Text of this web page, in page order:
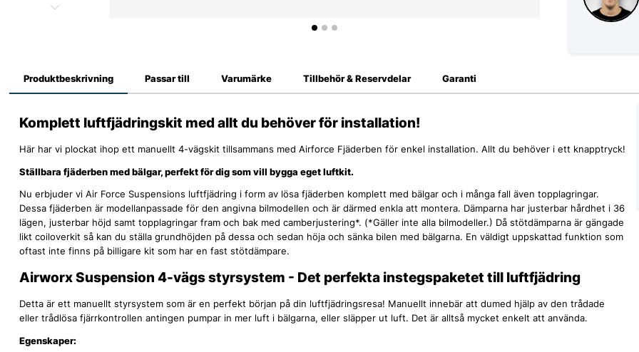
Produktbeskrivning
Komplett luftfjädringskit med allt du behöver för installation!
Här har vi plockat ihop ett manuellt 4-vägskit tillsammans med Airforce Fjäderben för enkel installation. Allt du behöver i ett knapptryck!
Ställbara fjäderben med bälgar, perfekt för dig som vill bygga eget luftkit.
Nu erbjuder vi Air Force Suspensions luftfjädring i form av lösa fjäderben komplett med bälgar och i många fall även topplagringar.
Dessa fjäderben är modellanpassade för den angivna bilmodellen och är därmed enkla att montera. Dämparna har justerbar hårdhet i 36
lägen, justerbar höjd samt topplagringar fram och bak med camberjustering*. (*Gäller inte alla bilmodeller.) Då stötdämparna är gängade
likt coiloverkit så kan du ställa grundhöjden på dessa och sedan höja och sänka bilen med bälgarna. En väldigt uppskattad funktion som
oftast inte finns på billigare kit som har en fast stötdämpare.
Airworx Suspension 4-vägs styrsystem - Det perfekta instegspaketet till luftfjädring
Detta är ett manuellt styrsystem som är en perfekt början på din luftfjädringsresa! Manuellt innebär att dumed hjälp av den trådade
eller trådlösa fjärrkontrollen antingen pumpar in mer luft i bälgarna, eller släpper ut luft. Det är alltså mycket enkelt att använda.
Egenskaper:
Passar till Varumärke Tillbehör & Reservdelar Garanti